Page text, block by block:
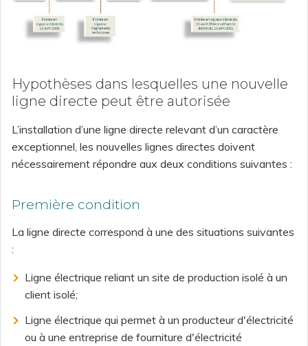
Hypothèses dans lesquelles une nouvelle
ligne directe peut être autorisée
L’installation d’une ligne directe relevant d’un caractère
exceptionnel, les nouvelles lignes directes doivent
nécessairement répondre aux deux conditions suivantes :
Première condition
La ligne directe correspond à une des situations suivantes
:
Ligne électrique reliant un site de production isolé à un
client isolé;
Ligne électrique qui permet à un producteur d'électricité
ou à une entreprise de fourniture d'électricité